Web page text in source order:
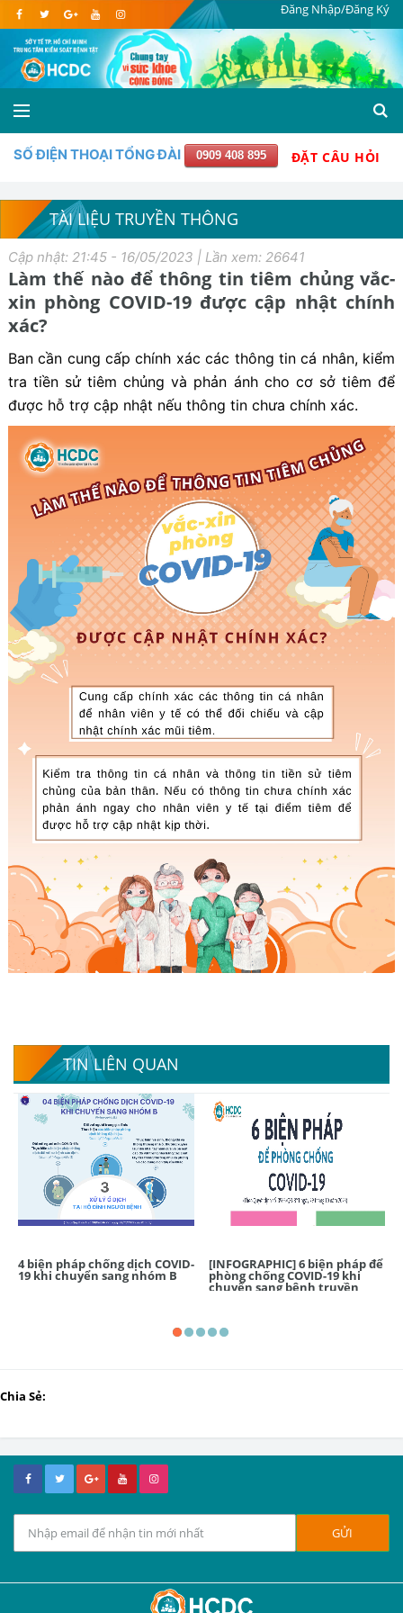
Đăng Nhập/Đăng Ký
SỐ ĐIỆN THOẠI TỔNG ĐÀI 0909 408 895 ĐẶT CÂU HỎI
TÀI LIỆU TRUYỀN THÔNG
Cập nhật: 21:45 - 16/05/2023 | Lần xem: 26641
Làm thế nào để thông tin tiêm chủng vắc-
xin phòng COVID-19 được cập nhật chính
xác?
Ban cần cung cấp chính xác các thông tin cá nhân, kiểm
tra tiền sử tiêm chủng và phản ánh cho cơ sở tiêm để
được hỗ trợ cập nhật nếu thông tin chưa chính xác.
TIN LIÊN QUAN
4 biện pháp chống dịch COVID-
19 khi chuyển sang nhóm B
[INFOGRAPHIC] 6 biện pháp để
phòng chống COVID-19 khi
chuyển sang bệnh truyền
Chia Sẻ: